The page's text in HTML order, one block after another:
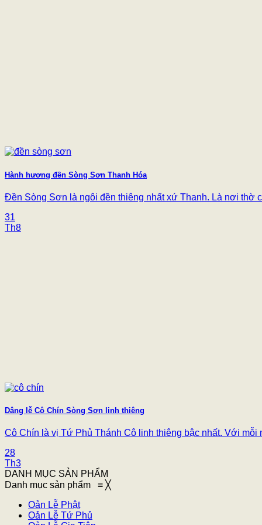
Hành hương đền Sòng Sơn Thanh Hóa
Đền Sòng Sơn là ngôi đền thiêng nhất xứ Thanh. Là nơi thờ
31
Th8
Dâng lễ Cô Chín Sòng Sơn linh thiêng
Cô Chín là vị Tứ Phủ Thánh Cô linh thiêng bậc nhất. Với mỗi
28
Th3
DANH MỤC SẢN PHẨM
Danh mục sản phẩm ≡ ╳
Oản Lễ Phật
Oản Lễ Tứ Phủ